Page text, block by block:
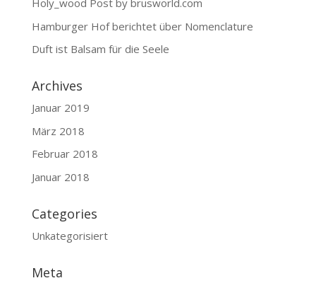
Holy_wood Post by brusworld.com
Hamburger Hof berichtet über Nomenclature
Duft ist Balsam für die Seele
Archives
Januar 2019
März 2018
Februar 2018
Januar 2018
Categories
Unkategorisiert
Meta